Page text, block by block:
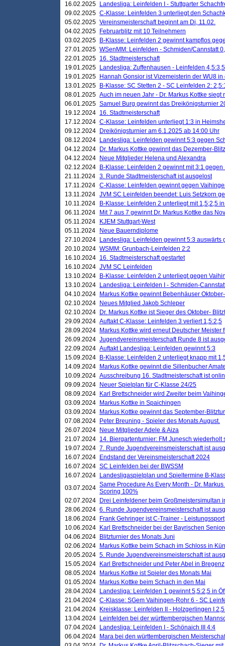
16.02.2025
Landesliga: Leinfelden I - Stuttgarter
09.02.2025 C-Klasse: Leinfelden 3 unterliegt den
05.02.2025 Vereinsmeisterschaft beginnt am Di, 11.02.
04.02.2025
Februarblitz mit 10 Teilnehmern
03.02.2025
B-Klasse: Leinfelden 2 gewinnt kampflos
27.01.2025 WSenMM: Leinfelden - Schmiden/Cannstatt
22.01.2025 16. Stadtmeisterschaft
19.01.2025
Landesliga: Zuffenhausen - Leinfelden 4,5:3,5
19.01.2025
Hannah Gonsior ist Vizemeisterin der WU8 in
13.01.2025
B-Klasse: SC Stetten 2 - SC Leinfelden 2:
08.01.2025 Auch im neuen Jahr - Dr. Markus Kottke
06.01.2025 Samuel Burg gewinnt das Dreikönigsturnier
19.12.2024 16. Stadtmeisterschaft
17.12.2024 C-Klasse: Leinfelden unterliegt 1:3 in
09.12.2024
Dreikönigsturnier am 6.1.2025 ab 14:00 Uhr
08.12.2024
Landesliga: Leinfelden gewinnt 5:3 gegen
04.12.2024
Dr. Markus Kottke gewinnt das Dezember-
04.12.2024
Neue Mitglieder Helena und Alexandra
02.12.2024
B-Klasse: Leinfelden 2 gewinnt mit 3:1
21.11.2024 3. Runde Stadtmeisterschaft ist ausgelost
17.11.2024 C-Klasse: Leinfelden gewinnt gegen
13.11.2024 JVM SC Leinfelden beendet: Luis Setzkorn
10.11.2024
B-Klasse: Leinfelden 2 unterliegt mit 1,5;2,5
06.11.2024
Mit 7 aus 7 gewinnt Dr. Markus Kottke das
05.11.2024
KJEM Stuttgart-West
05.11.2024
Neue Bauerndiplome
27.10.2024
Landesliga: Leinfelden gewinnt 5:3 auswärts
20.10.2024 WSMM: Grunbach-Leinfelden 2:2
16.10.2024 16. Stadtmeisterschaft gestartet
16.10.2024 JVM SC Leinfelden
13.10.2024
B-Klasse: Leinfelden 2 unterliegt gegen
13.10.2024
Landesliga: Leinfelden I - Schmiden-
04.10.2024
Markus Kottke gewinnt Bebenhäuser
02.10.2024
Neues Mitglied Jakob Schleper
02.10.2024
Dr. Markus Kottke ist Sieger des Oktober-
29.09.2024 Auftakt C-Klasse: Leinfelden 3 verliert 1,5:2,5
28.09.2024
Markus Kottke wird erneut Deutscher Meister
26.09.2024 Jugendvereinsmeisterschaft Runde 8 ist
22.09.2024 Auftakt Landesliga: Leinfelden gewinnt 5:3
15.09.2024
B-Klasse: Leinfelden 2 unterliegt knapp mit
14.09.2024
Markus Kottke gewinnt die Sillenbucher
10.09.2024 Ausschreibung 16. Stadtmeisterschaft ist
09.09.2024
Neuer Spielplan für C-Klasse 24/25
08.09.2024
Karl Brettschneider wird Zweiter beim
03.09.2024
Markus Kottke in Spaichingen
03.09.2024
Markus Kottke gewinnt das September-
07.08.2024
Peter Breuning - Spieler des Monats August.
26.07.2024
Neue Mitglieder Adele & Aiza
21.07.2024 14. Biergartenturnier: FM Junesch wiederholt
19.07.2024 7. Runde Jugendvereinsmeisterschaft ist
16.07.2024
Endstand der Vereinsmeisterschaft 2024
16.07.2024 SC Leinfelden bei der BWSSM
16.07.2024
Landesligaspielplan und Spieltermine B-
03.07.2024 Same Procedure As Every Month - Dr.
Scoring 100%
02.07.2024
Drei Leinfeldener beim Großmeistersimultan
28.06.2024 6. Runde Jugendvereinsmeisterschaft ist
18.06.2024
Frank Gehringer ist C-Trainer - Leistungssport
10.06.2024
Karl Brettschneider bei der Bayrischen
04.06.2024
Blitzturnier des Monats Juni
02.06.2024
Markus Kottke beim Schach im Schloss in
20.05.2024 5. Runde Jugendvereinsmeisterschaft ist
15.05.2024
Karl Brettschneider und Peter Abel in Bregenz
08.05.2024
Markus Kottke ist Spieler des Monats Mai
01.05.2024
Markus Kottke beim Schach in den Mai
28.04.2024
Landesliga: Leinfelden 1 gewinnt 5,5:2,5 in
21.04.2024 C-Klasse: SGem Vaihingen-Rohr 6 - SC
21.04.2024
Kreisklasse: Leinfelden II - Holzgerlingen I
13.04.2024
Leinfelden bei der württembergischen
07.04.2024
Landesliga: Leinfelden I - Schönaich III 4:4
06.04.2024
Mara bei den württembergischen